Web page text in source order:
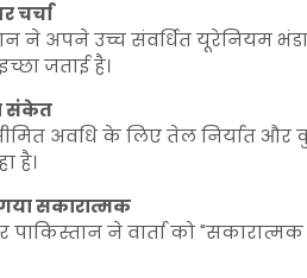
चर्चा
ने अपने उच्च संवर्धित यूरेनियम
जताई है।
संकेत
अवधि के लिए तेल निर्यात
है।
सकारात्मक
ने वार्ता को